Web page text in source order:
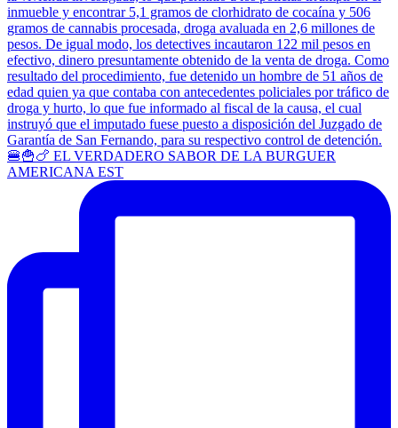
🍔🍟🍗 EL VERDADERO SABOR DE LA BURGUER
AMERICANA EST